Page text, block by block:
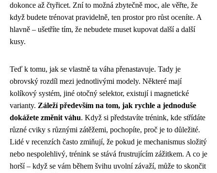
dokonce až čtyřicet. Zní to možná zbytečně moc, ale věřte, že
když budete trénovat pravidelně, ten prostor pro růst oceníte. A
hlavně – ušetříte tím, že nebudete muset kupovat další a další
kusy.
Teď k tomu, jak se vlastně ta váha přenastavuje. Tady je
obrovský rozdíl mezi jednotlivými modely. Některé mají
kolíkový systém, jiné otočný selektor, existují i magnetické
varianty. Záleží především na tom, jak rychle a jednoduše
dokážete změnit váhu. Když si představíte trénink, kde střídáte
různé cviky s různými zátěžemi, pochopíte, proč je to důležité.
Lidé v recenzích často zmiňují, že pokud je mechanismus složitý
nebo nespolehlivý, trénink se stává frustrujícím zážitkem. A co je
horší – když se vám během švihu uvolní závaží, může to skončit